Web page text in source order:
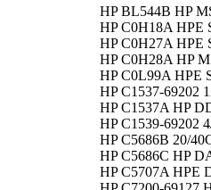
HP BL544B HP
HP C0H18A HPE
HP C0H27A HPE
HP C0H28A HP
HP C0L99A HPE
HP C1537-69202
HP C1537A HP
HP C1539-69202
HP C5686B 20/
HP C5686C HP
HP C5707A HPE